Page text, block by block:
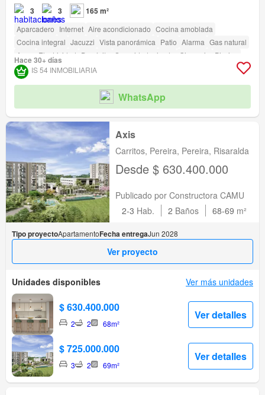
3 3 165 m²
Aparcadero Internet Aire acondicionado Cocina amoblada
Cocina integral Jacuzzi Vista panorámica Patio Alarma Gas natural
Agua
Electricidad Depósito Seguridad privada Gimnasio
Piscina
Área infantil Jardín Barbecue
Acceso para personas con discapacidad
Hace 30+ días
IS 54 INMOBILIARIA
WhatsApp
Axis
Carritos, Pereira, Pereira, Risaralda
Desde $ 630.400.000
Publicado por Constructora CAMU
2-3 Hab. 2 Baños 68-69 m²
Tipo proyectoApartamentoFecha entregaJun 2028
Ver proyecto
Unidades disponibles Ver más unidades
$ 630.400.000
2 2 68m²
Ver detalles
$ 725.000.000
3 2 69m²
Ver detalles